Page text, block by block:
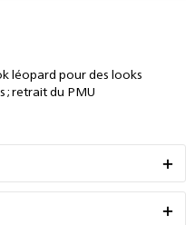
léopard pour des looks
; retrait du PMU